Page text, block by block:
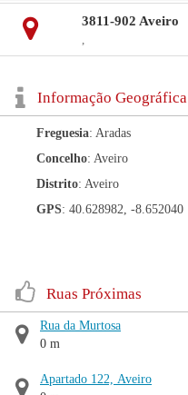
3811-902 Aveiro
,
Informação Geográfica
Freguesia: Aradas
Concelho: Aveiro
Distrito: Aveiro
GPS: 40.628982, -8.652040
Ruas Próximas
Rua da Murtosa
0 m
Apartado 122, Aveiro